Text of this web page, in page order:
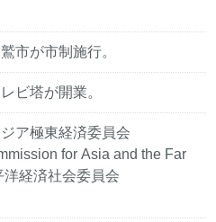
市が市制施行。
ビ塔が開業。
ア極東経済委員会
for Asia and the Far
経済社会委員会